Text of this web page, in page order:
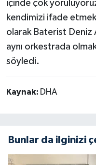
içinde çok
kendimizi ifade
olarak Baterist
aynı orkestrada
söyledi.
Kaynak: DHA
Bunlar da ilginizi